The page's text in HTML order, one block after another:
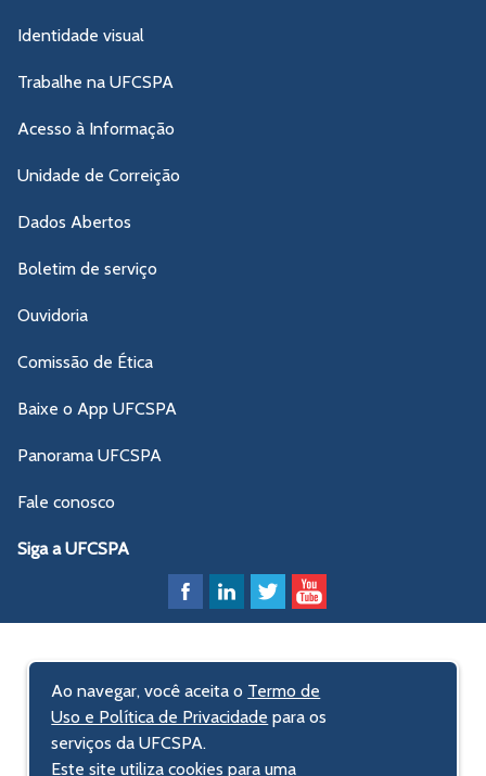
Identidade visual
Trabalhe na UFCSPA
Acesso à Informação
Unidade de Correição
Dados Abertos
Boletim de serviço
Ouvidoria
Comissão de Ética
Baixe o App UFCSPA
Panorama UFCSPA
Fale conosco
Siga a UFCSPA
Ao navegar, você aceita o Termo de
Uso e Política de Privacidade para os
serviços da UFCSPA.
Este site utiliza cookies para uma